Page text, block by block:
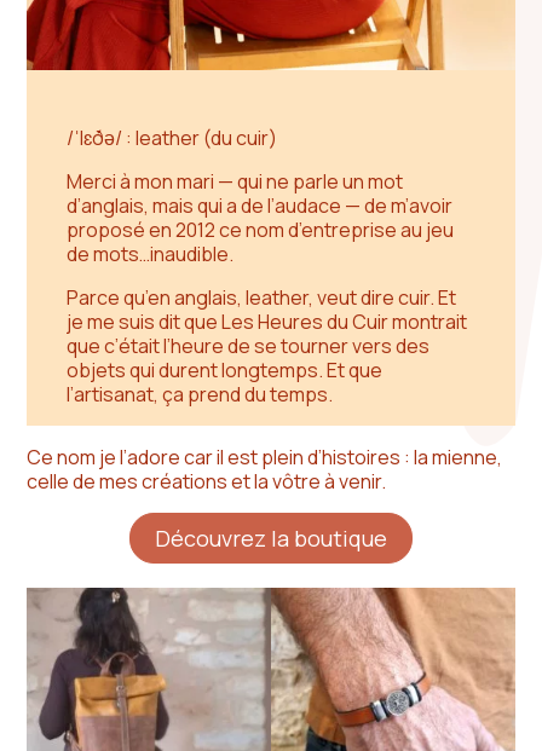
/ˈlɛðə/ : leather(du cuir)
Merci à mon mari — qui ne parle un mot
d’anglais, mais qui a de l’audace — de m’avoir
proposé en 2012 ce nom d’entreprise au jeu
de mots…inaudible.
Parce qu’en anglais, leather, veut direcuir.Et
je me suis dit queLes Heures du Cuirmontrait
que c’était l’heure de se tourner vers des
objets qui durent longtemps. Et que
l’artisanat, ça prend du temps.
Ce nom je l’adore car il est plein d’histoires : la mienne,
celle de mes créations et la vôtre à venir.
Découvrez la boutique